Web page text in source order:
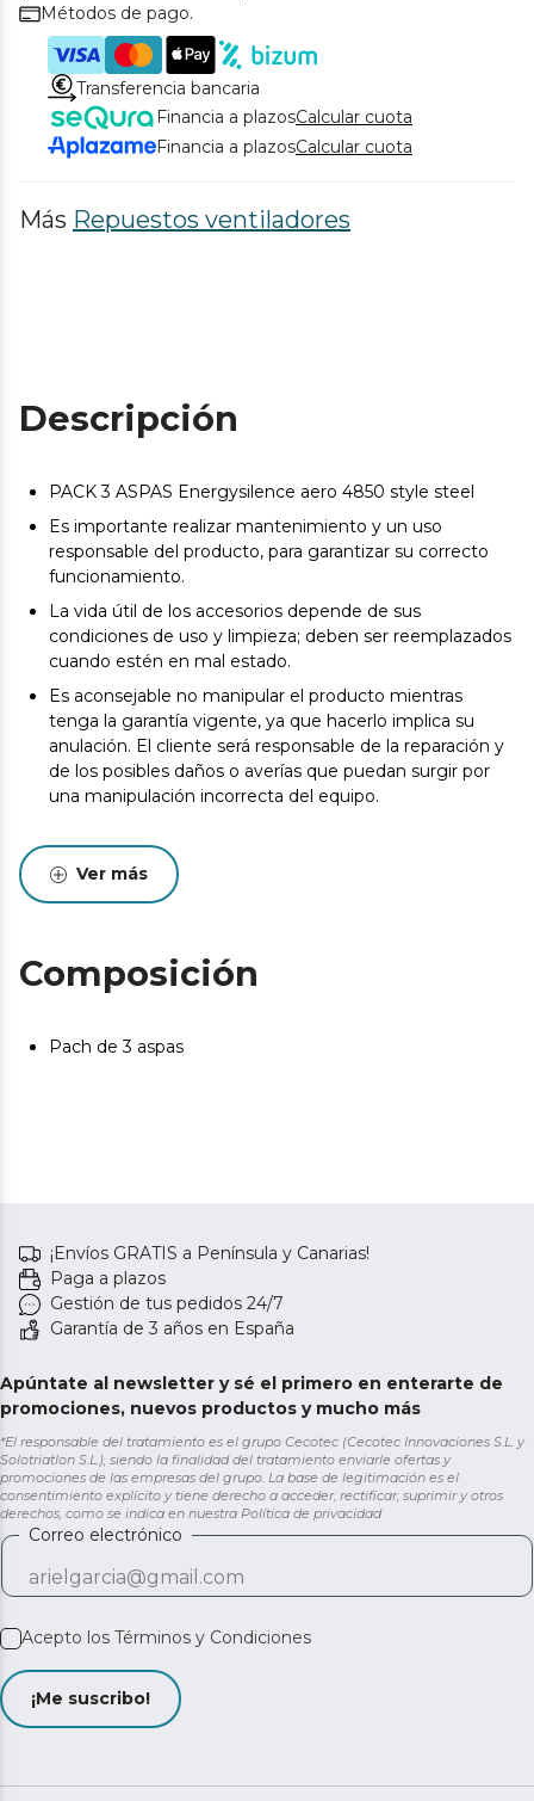
Métodos de pago.
Transferencia bancaria
Financia a plazosCalcular cuota
Financia a plazosCalcular cuota
Más Repuestos ventiladores
Descripción
PACK 3 ASPAS Energysilence aero 4850 style steel
Es importante realizar mantenimiento y un uso
responsable del producto, para garantizar su correcto
funcionamiento.
La vida útil de los accesorios depende de sus
condiciones de uso y limpieza; deben ser reemplazados
cuando estén en mal estado.
Es aconsejable no manipular el producto mientras
tenga la garantía vigente, ya que hacerlo implica su
anulación. El cliente será responsable de la reparación y
de los posibles daños o averías que puedan surgir por
una manipulación incorrecta del equipo.
Ver más
Composición
Pach de 3 aspas
¡Envíos GRATIS a Península y Canarias!
Paga a plazos
Gestión de tus pedidos 24/7
Garantía de 3 años en España
Apúntate al newsletter y sé el primero en enterarte de
promociones, nuevos productos y mucho más
*El responsable del tratamiento es el grupo Cecotec (Cecotec Innovaciones S.L. y
Solotriatlon S.L.), siendo la finalidad del tratamiento enviarle ofertas y
promociones de las empresas del grupo. La base de legitimación es el
consentimiento explícito y tiene derecho a acceder, rectificar, suprimir y otros
derechos, como se indica en nuestra Política de privacidad
Correo electrónico
Acepto los Términos y Condiciones
¡Me suscribo!